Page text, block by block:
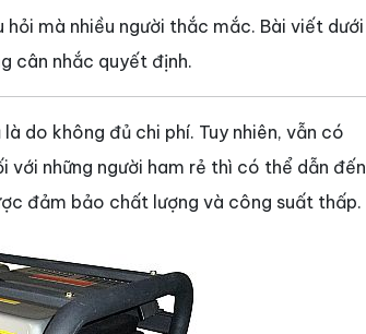
mà nhiều người thắc mắc. Bài viết dưới
cân nhắc quyết định.
do không đủ chi phí. Tuy nhiên, vẫn có
với những người ham rẻ thì có thể dẫn đến
đảm bảo chất lượng và công suất thấp.